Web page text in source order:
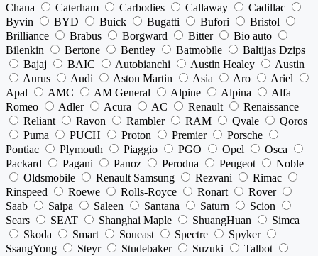
Chana
Caterham Carbodies Callaway
Cadillac
Byvin
BYD Buick Bugatti Bufori
Bristol
Brilliance
Brabus Borgward Bitter
Bio auto
Bilenkin
Bertone Bentley Batmobile
Baltijas Dzips
Bajaj
BAIC Autobianchi Austin Healey
Austin
Aurus
Audi Aston Martin Asia Aro
Ariel
Apal
AMC AM General Alpine Alpina
Alfa
Romeo
Adler Acura AC Renault
Renaissance
Reliant
Ravon Rambler RAM Qvale
Qoros
Puma
PUCH Proton Premier
Porsche
Pontiac
Plymouth Piaggio PGO Opel
Osca
Packard
Pagani Panoz Perodua Peugeot
Noble
Oldsmobile
Renault Samsung Rezvani
Rimac
Rinspeed
Roewe Rolls-Royce Ronart
Rover
Saab
Saipa Saleen Santana Saturn
Scion
Sears
SEAT Shanghai Maple ShuangHuan
Simca
Skoda
Smart Soueast Spectre
Spyker
SsangYong
Steyr Studebaker Suzuki
Talbot